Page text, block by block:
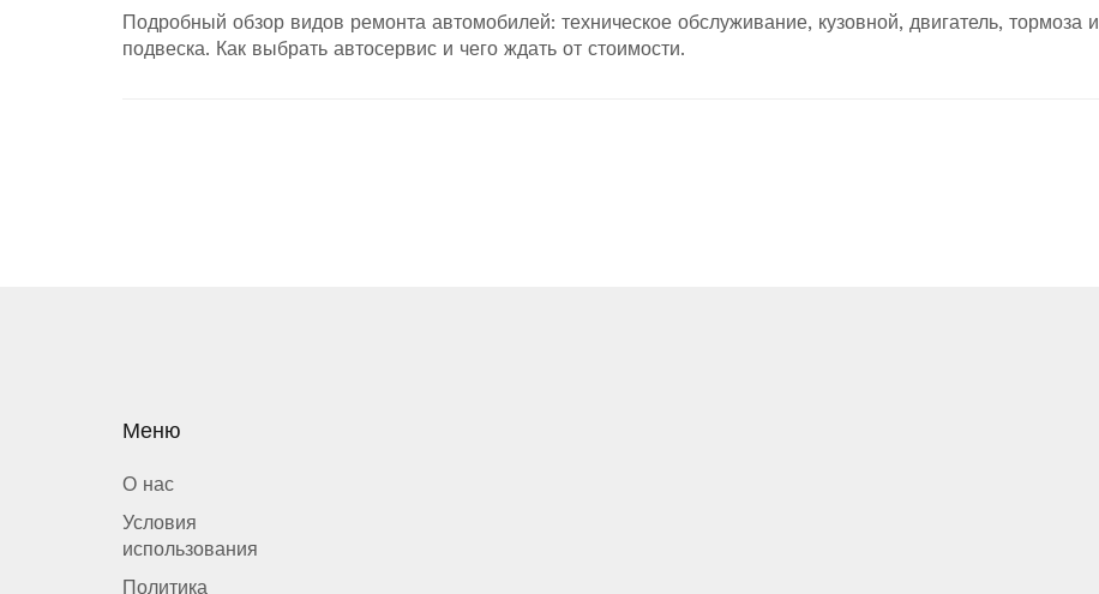
Подробный обзор видов ремонта автомобилей: техническое обслуживание, кузовной, двигатель, тормоза и
подвеска. Как выбрать автосервис и чего ждать от стоимости.
Меню
О нас
Условия
использования
Политика